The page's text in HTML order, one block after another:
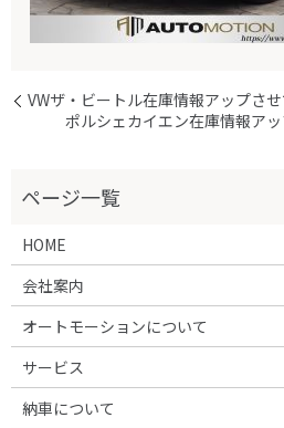
VWザ・ビートル在庫情報アップさ
ポルシェカイエン在庫情報ア
HOME
会社案内
オートモーションについて
サービス
納車について